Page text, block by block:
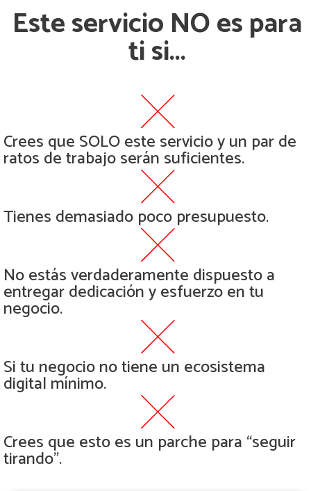
Este servicio NO es para
ti si...
Crees que SOLO este servicio y un par de
ratos de trabajo serán suficientes.
Tienes demasiado poco presupuesto.
No estás verdaderamente dispuesto a
entregar dedicación y esfuerzo en tu
negocio.
Si tu negocio no tiene un ecosistema
digital mínimo.
Crees que esto es un parche para “seguir
tirando”.